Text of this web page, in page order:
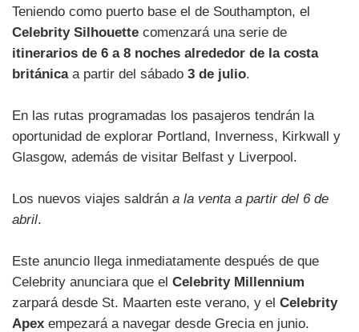
Teniendo como puerto base el de Southampton, el
Celebrity Silhouette comenzará una serie de
itinerarios de 6 a 8 noches alrededor de la costa
británicaa partir del sábado 3 de julio.
En las rutas programadas los pasajeros tendrán la
oportunidad de explorar Portland, Inverness, Kirkwall y
Glasgow, además de visitar Belfast y Liverpool.
Los nuevos viajes saldrán a la venta a partir del 6 de
abril.
Este anuncio llega inmediatamente después de que
Celebrity anunciara que el Celebrity Millennium
zarpará desde St. Maarten este verano, y el Celebrity
Apex empezará a navegar desde Grecia en junio.